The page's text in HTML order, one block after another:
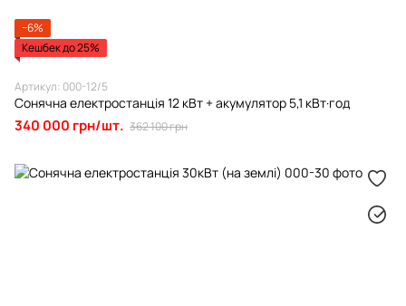
−6%
Кешбек до 25%
Артикул: 000-12/5
Сонячна електростанція 12 кВт + акумулятор 5,1 кВт·год
340 000 грн/шт. 362 100 грн